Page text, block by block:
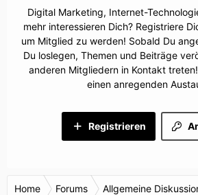
Digital Marketing, Internet-
mehr interessieren Dich? Registriere
um Mitglied zu werden! Sobald Du
Du loslegen, Themen und Beiträge
anderen Mitgliedern in Kontakt
einen anregenden
Registrieren
Home Forums Allgemeine